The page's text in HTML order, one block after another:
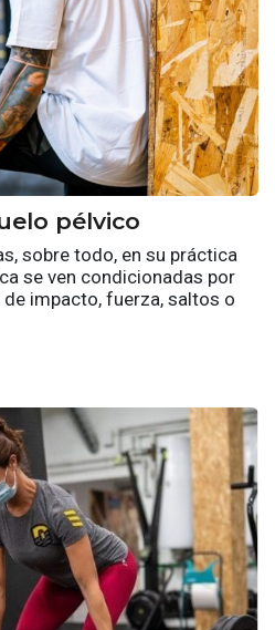
pélvico
sobre todo, en su práctica
se ven condicionadas por
impacto, fuerza, saltos o